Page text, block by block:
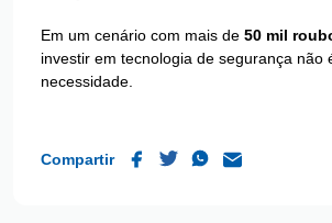
Em um cenário com mais de 50 mil
investir em tecnologia de segurança
necessidade.
Compartir